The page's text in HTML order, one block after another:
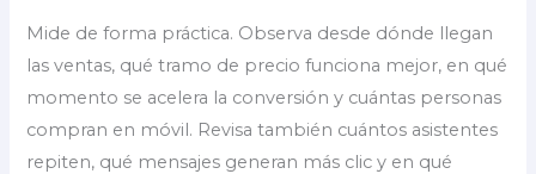
Mide de forma práctica. Observa desde dónde llegan
las ventas, qué tramo de precio funciona mejor, en qué
momento se acelera la conversión y cuántas personas
compran en móvil. Revisa también cuántos asistentes
repiten, qué mensajes generan más clic y en qué